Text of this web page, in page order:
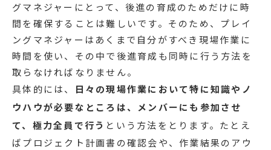
グマネジャーにとって、後進の育成のためだけに時
間を確保することは難しいです。そのため、プレイ
ングマネジャーはあくまで自分がすべき現場作業に
時間を使い、その中で後進育成も同時に行う方法を
取らなければなりません。
具体的には、
日々の現場作業において特に知識やノ
ウハウが必要なところは、メンバーにも参加させ
て、極力全員で行う という方法をとります。たとえ
ばプロジェクト計画書の確認会や、作業結果のアウ